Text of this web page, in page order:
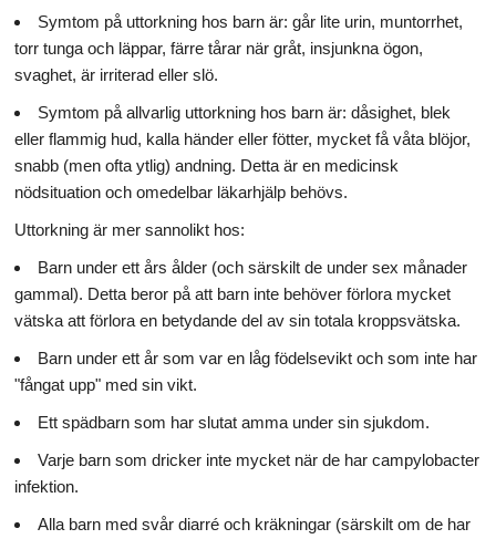
Symtom på uttorkning hos barn är: går lite urin, muntorrhet,
torr tunga och läppar, färre tårar när gråt, insjunkna ögon,
svaghet, är irriterad eller slö.
Symtom på allvarlig uttorkning hos barn är: dåsighet, blek
eller flammig hud, kalla händer eller fötter, mycket få våta blöjor,
snabb (men ofta ytlig) andning. Detta är en medicinsk
nödsituation och omedelbar läkarhjälp behövs.
Uttorkning är mer sannolikt hos:
Barn under ett års ålder (och särskilt de under sex månader
gammal). Detta beror på att barn inte behöver förlora mycket
vätska att förlora en betydande del av sin totala kroppsvätska.
Barn under ett år som var en låg födelsevikt och som inte har
"fångat upp" med sin vikt.
Ett spädbarn som har slutat amma under sin sjukdom.
Varje barn som dricker inte mycket när de har campylobacter
infektion.
Alla barn med svår diarré och kräkningar (särskilt om de har